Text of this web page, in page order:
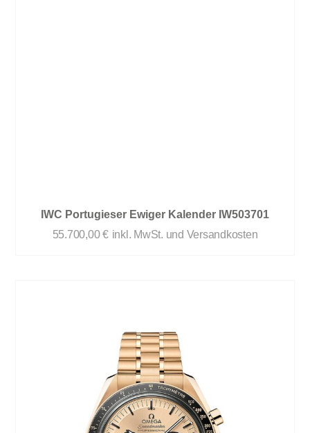
IWC Portugieser Ewiger Kalender IW503701
55.700,00€ inkl. MwSt. und Versandkosten